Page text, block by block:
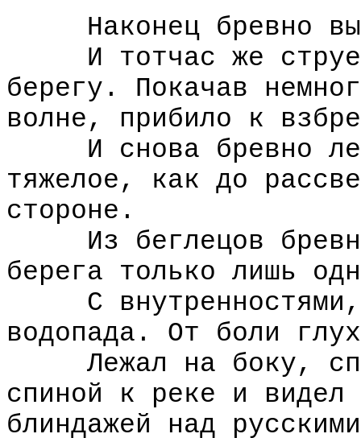
Наконец бревно
И тотчас же струей
берегу. Покачав
волне, прибило к
И снова бревно
тяжелое, как до
стороне.
Из беглецов бревно
берега только лишь
С внутренностями,
водопада. От боли
Лежал на боку,
спиной к реке и видел
блиндажей над